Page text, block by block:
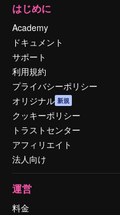
はじめに
Academy
ドキュメント
サポート
利用規約
プライバシーポリシー
オリジナル 新規
クッキーポリシー
トラストセンター
アフィリエイト
法人向け
運営
料金